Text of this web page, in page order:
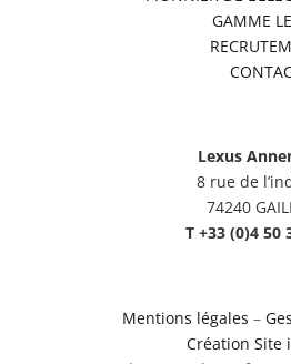
GAMME
Lexus
8 rue de
74240
T +33 (0)4 50
Mentions légales –
Création Site